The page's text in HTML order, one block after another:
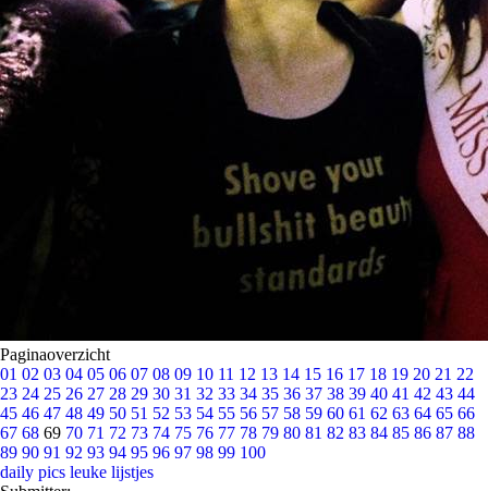
Paginaoverzicht
01 02 03 04 05 06 07 08 09 10 11 12 13 14 15 16 17 18 19 20 21 22
23 24 25 26 27 28 29 30 31 32 33 34 35 36 37 38 39 40 41 42 43 44
45 46 47 48 49 50 51 52 53 54 55 56 57 58 59 60 61 62 63 64 65 66
67 68 69 70 71 72 73 74 75 76 77 78 79 80 81 82 83 84 85 86 87 88
89 90 91 92 93 94 95 96 97 98 99 100
daily pics leuke lijstjes